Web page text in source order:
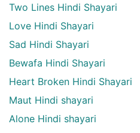
Two Lines Hindi Shayari
Love Hindi Shayari
Sad Hindi Shayari
Bewafa Hindi Shayari
Heart Broken Hindi Shayari
Maut Hindi shayari
Alone Hindi shayari